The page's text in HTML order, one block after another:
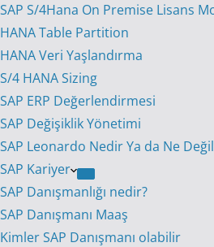
SAP S/4Hana On Premise Lisans
HANA Table Partition
HANA Veri Yaşlandırma
S/4 HANA Sizing
SAP ERP Değerlendirmesi
SAP Değişiklik Yönetimi
SAP Leonardo Nedir Ya da Ne
SAP Kariyer
SAP Danışmanlığı nedir?
SAP Danışmanı Maaş
Kimler SAP Danışmanı olabilir